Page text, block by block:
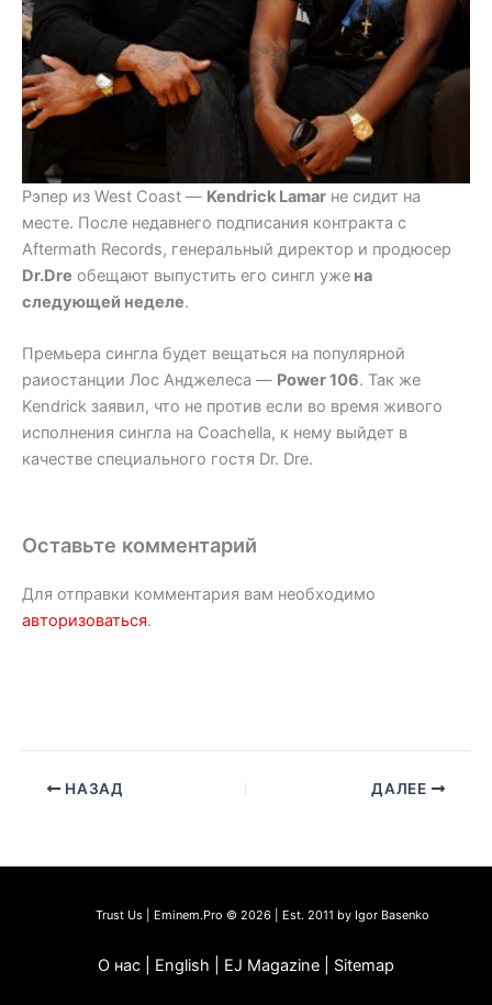
Рэпер из West Coast — Kendrick Lamar не сидит на
месте. После недавнего подписания контракта с
Aftermath Records, генеральный директор и продюсер
Dr.Dre обещают выпустить его сингл уже на
следующей неделе.
Премьера сингла будет вещаться на популярной
раиостанции Лос Анджелеса — Power 106. Так же
Kendrick заявил, что не против если во время живого
исполнения сингла на Coachella, к нему выйдет в
качестве специального гостя Dr. Dre.
Оставьте комментарий
Для отправки комментария вам необходимо
авторизоваться.
НАЗАД ДАЛЕЕ
Trust Us | Eminem.Pro © 2026 | Est. 2011 by Igor Basenko
О нас | English | EJ Magazine | Sitemap